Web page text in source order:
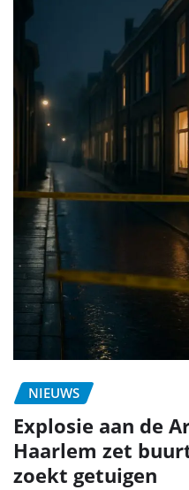
NIEUWS
Explosie aan de
Haarlem zet
zoekt getuigen